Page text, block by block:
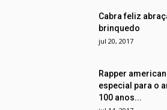
Cabra feliz
brinquedo
jul 20, 2017
Rapper
especial para o
100 anos...